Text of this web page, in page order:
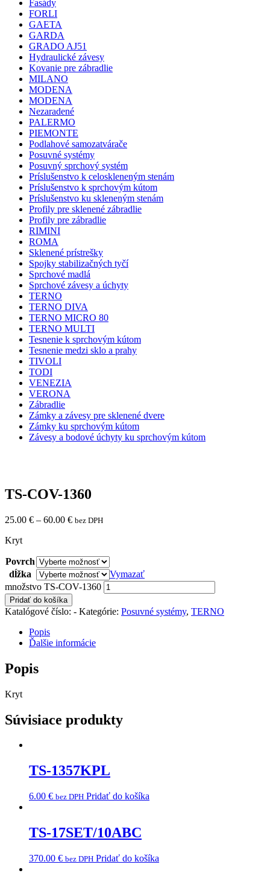
Fasády
FORLI
GAETA
GARDA
GRADO AJ51
Hydraulické závesy
Kovanie pre zábradlie
MILANO
MODENA
MODENA
Nezaradené
PALERMO
PIEMONTE
Podlahové samozatvárače
Posuvné systémy
Posuvný sprchový systém
Príslušenstvo k celoskleneným stenám
Príslušenstvo k sprchovým kútom
Príslušenstvo ku skleneným stenám
Profily pre sklenené zábradlie
Profily pre zábradlie
RIMINI
ROMA
Sklenené prístrešky
Spojky stabilizačných tyčí
Sprchové madlá
Sprchové závesy a úchyty
TERNO
TERNO DIVA
TERNO MICRO 80
TERNO MULTI
Tesnenie k sprchovým kútom
Tesnenie medzi sklo a prahy
TIVOLI
TODI
VENEZIA
VERONA
Zábradlie
Zámky a závesy pre sklenené dvere
Zámky ku sprchovým kútom
Závesy a bodové úchyty ku sprchovým kútom
TS-COV-1360
25.00 € – 60.00 € bez DPH
Kryt
Povrch
dĺžka
Vymazať
množstvo TS-COV-1360
Pridať do košíka
Katalógové číslo: - Kategórie: Posuvné systémy, TERNO
Popis
Ďalšie informácie
Popis
Kryt
Súvisiace produkty
TS-1357KPL
6.00 € bez DPH Pridať do košíka
TS-17SET/10ABC
370.00 € bez DPH Pridať do košíka